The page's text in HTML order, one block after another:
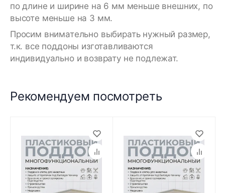
по длине и ширине на 6 мм меньше внешних, по
высоте меньше на 3 мм.
Просим внимательно выбирать нужный размер,
т.к. все поддоны изготавливаются
индивидуально и возврату не подлежат.
Рекомендуем посмотреть